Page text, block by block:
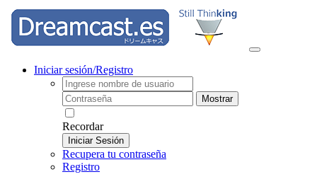
Iniciar sesión/Registro
Mostrar
Recordar
Iniciar Sesión
Recupera tu contraseña
Registro